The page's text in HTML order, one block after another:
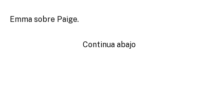
Emma sobre Paige.
Continua abajo